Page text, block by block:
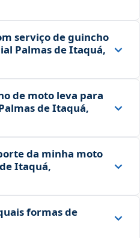
serviço de guincho
Palmas de Itaquá,
de moto leva para
de Itaquá,
da minha moto
Itaquá,
formas de